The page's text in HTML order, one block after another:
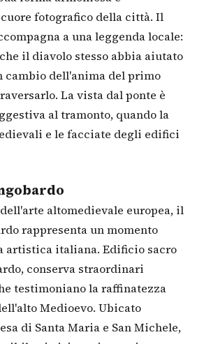
fotografico della città. Il
a una leggenda locale:
il diavolo stesso abbia aiutato
cambio dell'anima del primo
La vista dal ponte è
al tramonto, quando la
e le facciate degli edifici
altomedievale europea, il
rappresenta un momento
artistica italiana. Edificio sacro
conserva straordinari
testimoniano la raffinatezza
Medioevo. Ubicato
di Santa Maria e San Michele,